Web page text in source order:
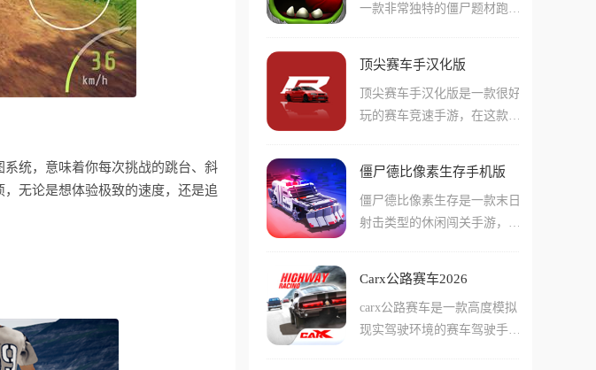
统，意味着你每次挑战的跳台、斜
无论是想体验极致的速度，还是追
车辆在撞击的时候的场面也非
梭在哈萨克斯坦街头的顶级车
超跑，只要你技术够硬，这片
一款非常独特的僵尸题材跑酷
奔跑。游戏中的僵尸形象夸
张，拥有绿色皮肤和硕大的眼
珠，伴随着凄厉的叫声一路狂
集金币，感染沿途的人类，每
加一名成员。游戏中还有各种
有趣的道具和变身系统，玩家
海啸、忍者等强大形态，推翻
顶尖赛车手汉化版
顶尖赛车手汉化版是一款很好
玩的赛车竞速手游，在这款手
的赛车车辆参与比赛！在游戏
中玩家们可以改装非常多不同
种类的部件，还能直接更换发
通过改装后的赛车会有千奇百
自己配合自己喜欢的玩法，更
好的优化这些车辆的表现！
僵尸德比像素生存手机版
僵尸德比像素生存是一款末日
射击类型的休闲闯关手游，游
进化，从初始的破旧车辆到武
装到牙齿的水箱坦克，每一部
车都能让你改装，玩家需要穿
Carx公路赛车2026
carx公路赛车是一款高度模拟
现实驾驶环境的赛车驾驶手